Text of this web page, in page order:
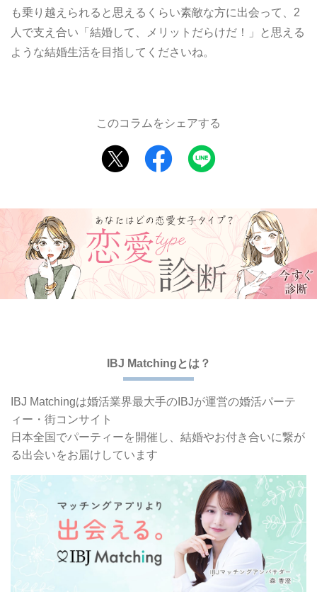
も乗り越えられると思えるくらい素敵な方に出会って、2
人で支え合い「結婚して、メリットだらけだ！」と思える
ような結婚生活を目指してくださいね。
このコラムをシェアする
IBJ Matchingとは？
IBJ Matchingは婚活業界最大手の IBJが運営の婚活パーテ
ィー・街コンサイト
日本全国でパーティーを開催し、 結婚やお付き合いに繋が
る出会いをお届けしています